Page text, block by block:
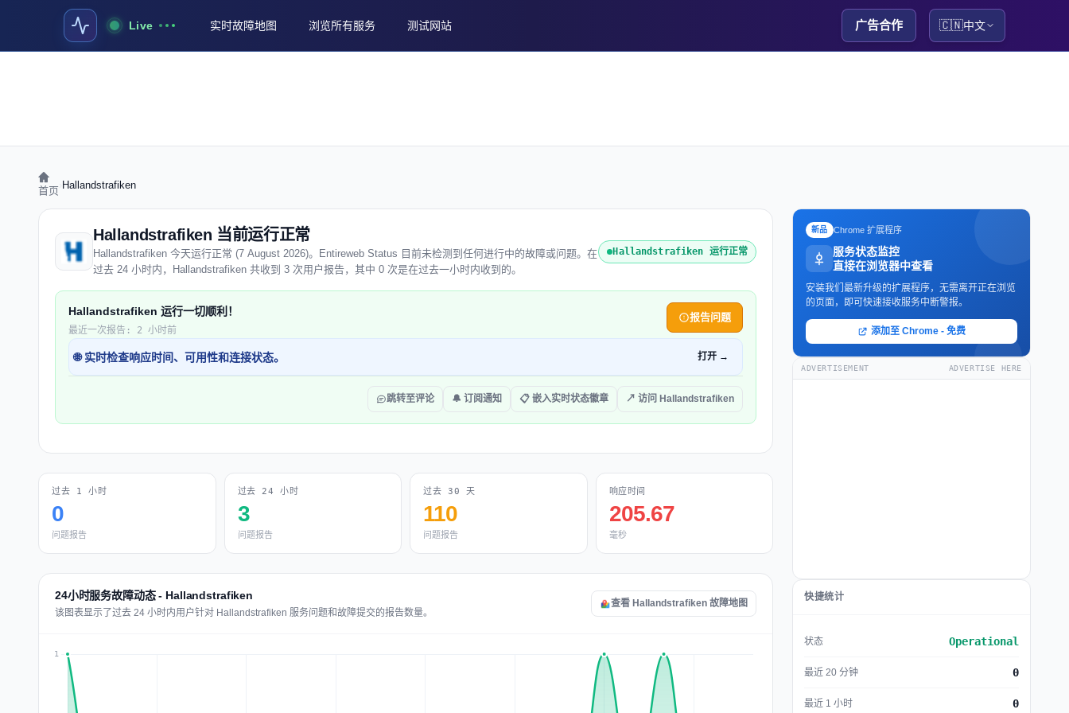
Live 实时故障地图 浏览所有服务 测试网站 广告合作 🇨🇳中文
首页 Hallandstrafiken
Hallandstrafiken 当前运行正常
Hallandstrafiken 今天运行正常 (7 August 2026)。Entireweb Status 目前未检测到任何进行中的故障或问题。在
过去 24 小时内，Hallandstrafiken 共收到 3 次用户报告，其中 0 次是在过去一小时内收到的。
Hallandstrafiken 运行正常
Hallandstrafiken 运行一切顺利！
最近一次报告: 2 小时前
报告问题
🌐 实时检查响应时间、可用性和连接状态。 打开 →
跳转至评论 🔔 订阅通知 📋 嵌入实时状态徽章 ↗ 访问 Hallandstrafiken
过去 1 小时
0
问题报告
过去 24 小时
3
问题报告
过去 30 天
110
问题报告
响应时间
205.67
毫秒
24小时服务故障动态 - Hallandstrafiken
该图表显示了过去 24 小时内用户针对 Hallandstrafiken 服务问题和故障提交的报告数量。
查看 Hallandstrafiken 故障地图
新品 Chrome 扩展程序
服务状态监控
直接在浏览器中查看
安装我们最新升级的扩展程序，无需离开正在浏览
的页面，即可快速接收服务中断警报。
添加至 Chrome - 免费
ADVERTISEMENT ADVERTISE HERE
快捷统计
状态 Operational
最近 20 分钟 0
最近 1 小时 0